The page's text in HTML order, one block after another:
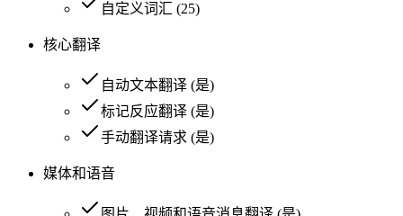
自定义词汇 (25)
核心翻译
自动文本翻译 (是)
标记反应翻译 (是)
手动翻译请求 (是)
媒体和语音